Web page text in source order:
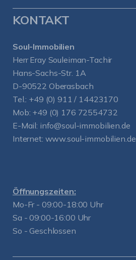
KONTAKT
Soul-Immobilien
Herr Eray Souleiman-Tachir
Hans-Sachs-Str. 1A
D-90522 Oberasbach
Tel.: +49 (0) 911 / 14423170
Mob: +49 (0) 176 72554732
E-Mail: info@soul-immobilien.de
Internet: www.soul-immobilien.de
Öffnungszeiten:
Mo-Fr - 09:00-18:00 Uhr
Sa - 09:00-16:00 Uhr
So - Geschlossen